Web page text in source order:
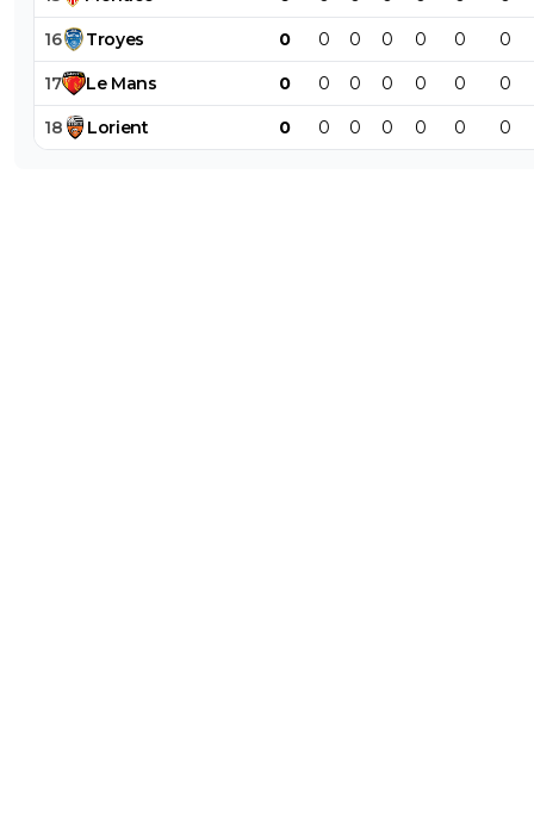
16 Troyes 0 0 0 0 0 0 0
17 Le Mans 0 0 0 0 0 0 0
18 Lorient 0 0 0 0 0 0 0